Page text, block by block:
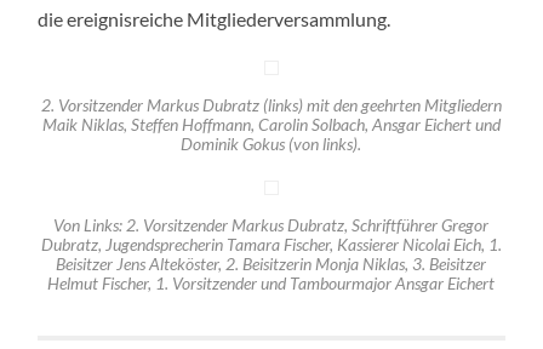
die ereignisreiche Mitgliederversammlung.
2. Vorsitzender Markus Dubratz (links) mit den geehrten Mitgliedern
Maik Niklas, Steffen Hoffmann, Carolin Solbach, Ansgar Eichert und
Dominik Gokus (von links).
Von Links: 2. Vorsitzender Markus Dubratz, Schriftführer Gregor
Dubratz, Jugendsprecherin Tamara Fischer, Kassierer Nicolai Eich, 1.
Beisitzer Jens Alteköster, 2. Beisitzerin Monja Niklas, 3. Beisitzer
Helmut Fischer, 1. Vorsitzender und Tambourmajor Ansgar Eichert